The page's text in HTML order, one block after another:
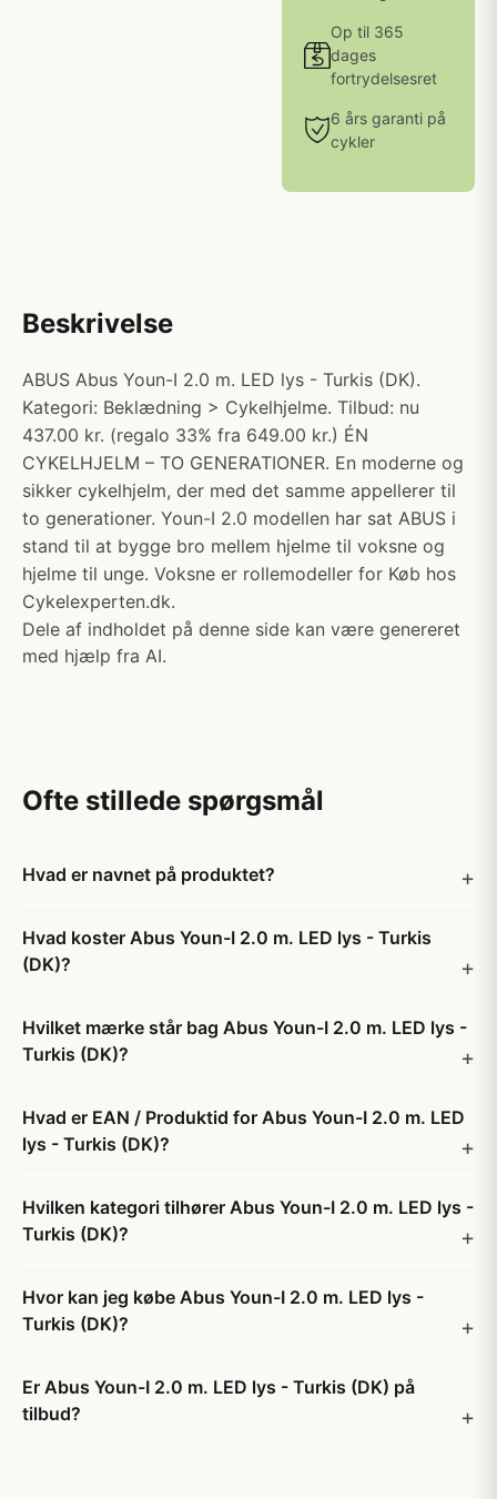
Op til 365
dages
fortrydelsesret
6 års garanti på
cykler
Beskrivelse
ABUS Abus Youn-I 2.0 m. LED lys - Turkis (DK).
Kategori: Beklædning > Cykelhjelme. Tilbud: nu
437.00 kr. (regalo 33% fra 649.00 kr.) ÉN
CYKELHJELM – TO GENERATIONER. En moderne og
sikker cykelhjelm, der med det samme appellerer til
to generationer. Youn-I 2.0 modellen har sat ABUS i
stand til at bygge bro mellem hjelme til voksne og
hjelme til unge. Voksne er rollemodeller for Køb hos
Cykelexperten.dk.
Dele af indholdet på denne side kan være genereret
med hjælp fra AI.
Ofte stillede spørgsmål
Hvad er navnet på produktet?
Hvad koster Abus Youn-I 2.0 m. LED lys - Turkis
(DK)?
Hvilket mærke står bag Abus Youn-I 2.0 m. LED lys -
Turkis (DK)?
Hvad er EAN / Produktid for Abus Youn-I 2.0 m. LED
lys - Turkis (DK)?
Hvilken kategori tilhører Abus Youn-I 2.0 m. LED lys -
Turkis (DK)?
Hvor kan jeg købe Abus Youn-I 2.0 m. LED lys -
Turkis (DK)?
Er Abus Youn-I 2.0 m. LED lys - Turkis (DK) på
tilbud?